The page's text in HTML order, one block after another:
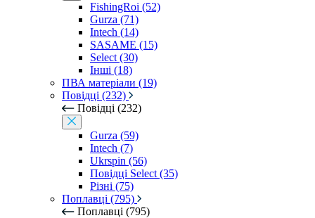
FishingRoi (52)
Gurza (71)
Intech (14)
SASAME (15)
Select (30)
Інші (18)
ПВА матеріали (19)
Повідці (232)
Повідці (232)
Gurza (59)
Intech (7)
Ukrspin (56)
Повідці Select (35)
Різні (75)
Поплавці (795)
Поплавці (795)